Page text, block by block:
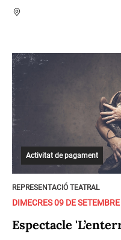
Activitat de pagament
REPRESENTACIÓ TEATRAL
DIMECRES 09 DE
Espectacle